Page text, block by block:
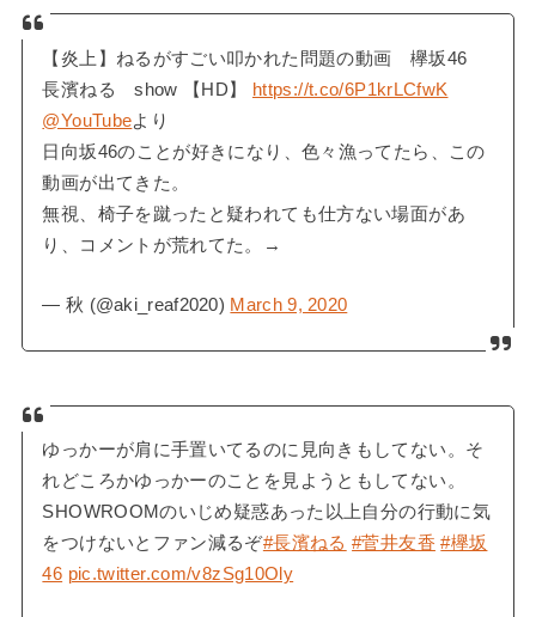
【炎上】ねるがすごい叩かれた問題の動画 欅坂46
長濱ねる show 【HD】
https://t.co/6P1krLCfwK
@YouTubeより
日向坂46のことが好きになり、色々漁ってたら、この
動画が出てきた。
無視、椅子を蹴ったと疑われても仕方ない場面があ
り、コメントが荒れてた。→
— 秋 (@aki_reaf2020) March 9, 2020
ゆっかーが肩に手置いてるのに見向きもしてない。そ
れどころかゆっかーのことを見ようともしてない。
SHOWROOMのいじめ疑惑あった以上自分の行動に気
をつけないとファン減るぞ#長濱ねる #菅井友香 #欅坂
46 pic.twitter.com/v8zSg10Oly